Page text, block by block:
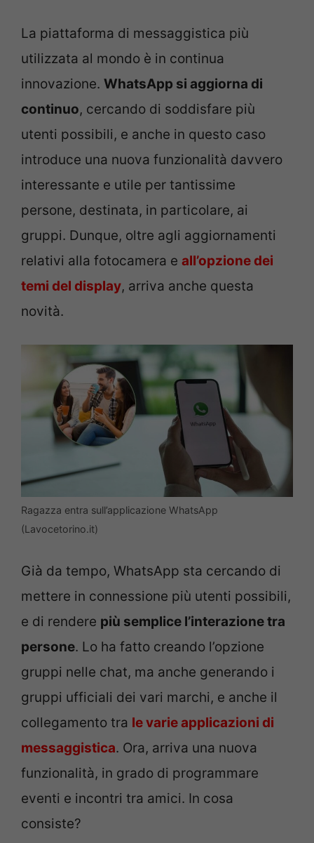
La piattaforma di messaggistica più
utilizzata al mondo è in continua
innovazione. WhatsApp si aggiorna di
continuo, cercando di soddisfare più
utenti possibili, e anche in questo caso
introduce una nuova funzionalità davvero
interessante e utile per tantissime
persone, destinata, in particolare, ai
gruppi. Dunque, oltre agli aggiornamenti
relativi alla fotocamera e all’opzione dei
temi del display, arriva anche questa
novità.
Ragazza entra sull’applicazione WhatsApp
(Lavocetorino.it)
Già da tempo, WhatsApp sta cercando di
mettere in connessione più utenti possibili,
e di rendere più semplice l’interazione tra
persone. Lo ha fatto creando l’opzione
gruppi nelle chat, ma anche generando i
gruppi ufficiali dei vari marchi, e anche il
collegamento tra le varie applicazioni di
messaggistica. Ora, arriva una nuova
funzionalità, in grado di programmare
eventi e incontri tra amici. In cosa
consiste?